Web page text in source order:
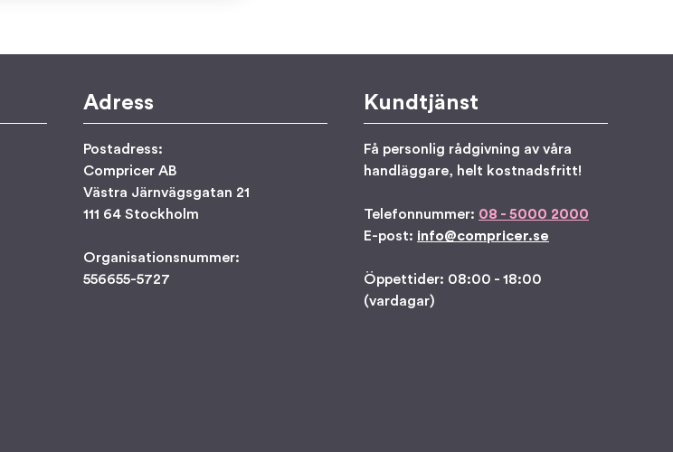
Adress
Postadress:
Compricer AB
Västra Järnvägsgatan 21
111 64 Stockholm
Organisationsnummer:
556655-5727
Kundtjänst
Få personlig rådgivning av våra
handläggare, helt kostnadsfritt!
Telefonnummer: 08 - 5000 2000
E-post: info@compricer.se
Öppettider: 08:00 - 18:00
(vardagar)